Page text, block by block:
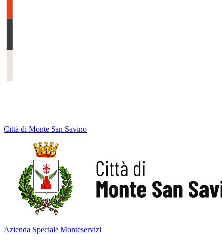
Città di Monte San Savino
Azienda Speciale Monteservizi